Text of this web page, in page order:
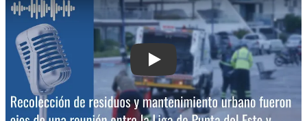
Play: Recolección de residuos y